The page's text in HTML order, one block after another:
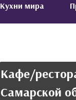
Кухни мира
Кафе/
Самарской